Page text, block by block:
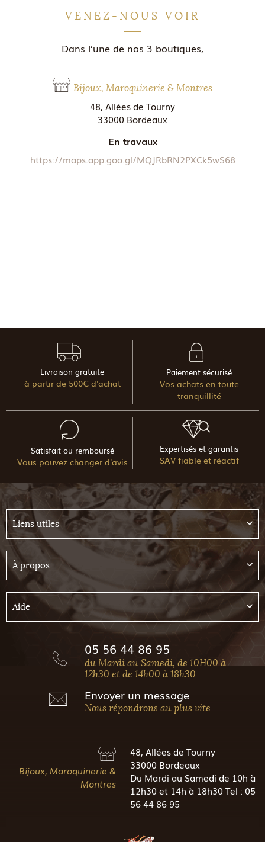
VENEZ-NOUS VOIR
Dans l’une de nos 3 boutiques,
Bijoux, Maroquinerie & Montres
48, Allées de Tourny
33000 Bordeaux
En travaux
https://maps.app.goo.gl/MQJRbRN2PXCk5wS68
Livraison gratuite
à partir de 500€ d'achat
Paiement sécurisé
Vos achats en toute
tranquillité
Satisfait ou remboursé
Vous pouvez changer d'avis
Expertisés et garantis
SAV fiable et réactif
Liens utiles
À propos
Aide
05 56 44 86 95
du Mardi au Samedi, de 10H00 à
12h30 et de 14h00 à 18h30
Envoyer un message
Nous répondrons au plus vite
Bijoux, Maroquinerie &
Montres
48, Allées de Tourny
33000 Bordeaux
Du Mardi au Samedi de 10h à
12h30 et 14h à 18h30 Tel : 05
56 44 86 95